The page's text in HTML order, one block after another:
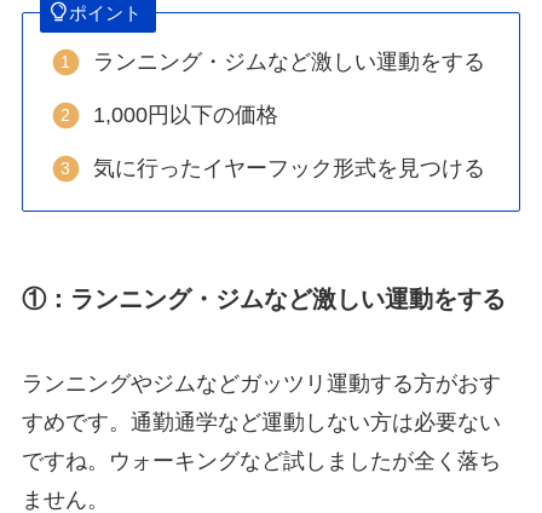
ポイント
ランニング・ジムなど激しい運動をする
1,000円以下の価格
気に行ったイヤーフック形式を見つける
①：ランニング・ジムなど激しい運動をする
ランニングやジムなどガッツリ運動する方がおす
すめです。通勤通学など運動しない方は必要ない
ですね。ウォーキングなど試しましたが全く落ち
ません。